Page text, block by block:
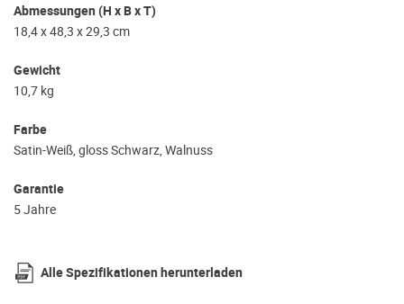
Abmessungen (H x B x T)
18,4 x 48,3 x 29,3 cm
Gewicht
10,7 kg
Farbe
Satin-Weiß, gloss Schwarz, Walnuss
Garantie
5 Jahre
Alle Spezifikationen herunterladen